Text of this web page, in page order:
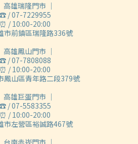
高雄瑞隆門市 ｜
☎ / 07-7229955
⏰ / 10:00-20:00
市前鎮區瑞隆路336號
高雄鳳山門市 ｜
☎ / 07-7808088
⏰ / 10:00-20:00
鳳山區青年路二段379號
高雄巨蛋門市 ｜
☎ / 07-5583355
⏰ / 10:00-20:00
市左營區裕誠路467號
台南赤崁門市 ｜